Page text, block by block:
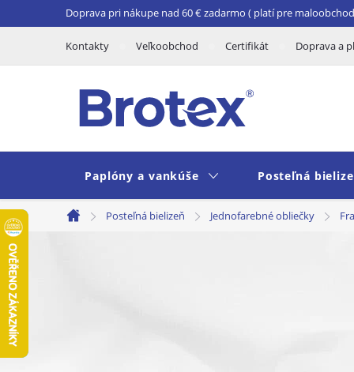
na
Doprava pri nákupe nad 60 € zadarmo ( platí pre
Kontakty Veľkoobchod Certifikát Doprava a
Paplóny a vankúše Posteľná
Domov
Posteľná bielizeň Jednofarebné obliečky